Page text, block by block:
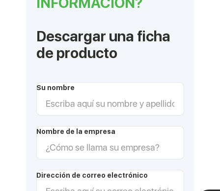
Descargar una ficha
de producto
Su nombre
Nombre de la empresa
Dirección de correo electrónico